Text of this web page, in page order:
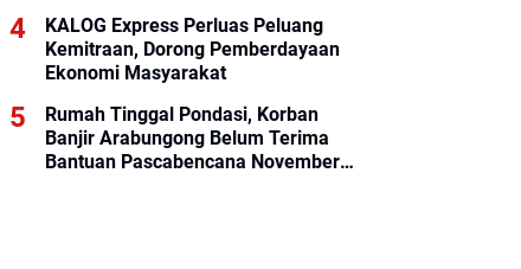
KALOG Express Perluas Peluang
Kemitraan, Dorong Pemberdayaan
Ekonomi Masyarakat
Rumah Tinggal Pondasi, Korban
Banjir Arabungong Belum Terima
Bantuan Pascabencana November